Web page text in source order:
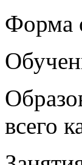
Форма
всего